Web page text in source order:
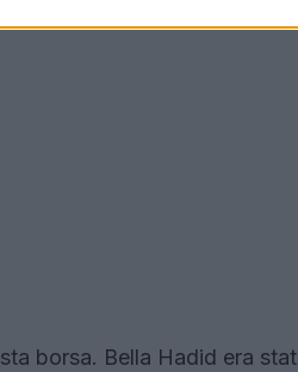
borsa. Bella Hadid era